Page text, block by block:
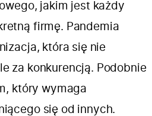
jakim jest każdy
firmę. Pandemia
która się nie
za konkurencją. Podobnie
który wymaga
się od innych.